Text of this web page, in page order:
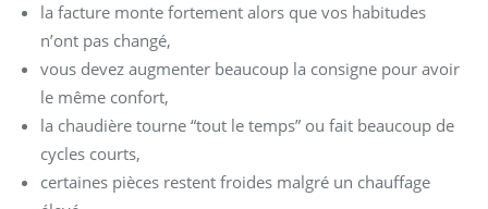
la facture monte fortement alors que vos habitudes
n’ont pas changé,
vous devez augmenter beaucoup la consigne pour avoir
le même confort,
la chaudière tourne “tout le temps” ou fait beaucoup de
cycles courts,
certaines pièces restent froides malgré un chauffage